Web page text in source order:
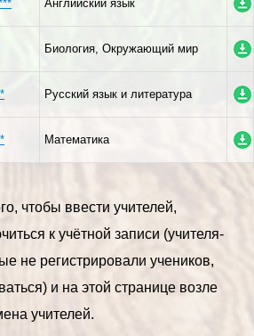
Английский язык
Биология, Окружающий мир
Русский язык и литература
Математика
чтобы ввести учителей,
к учётной записи (учителя-
не регистрировали учеников,
и на этой странице возле
учителей.